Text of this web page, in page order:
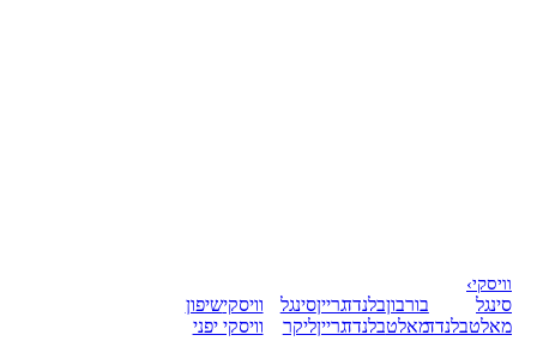
וויסקי›
סינגל
מאלטבלנדד
בורבוןבלנדד
מאלטבלנדד
גרייןסינגל
גרייןליקר
וויסקישיפון
וויסקי יפני